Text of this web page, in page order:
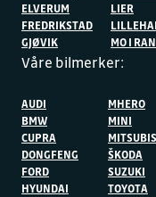
ELVERUM
FREDRIKSTAD
GJØVIK
LIER
MO I
Våre bilmerker:
AUDI
BMW
CUPRA
DONGFENG
FORD
HYUNDAI
MHERO
MINI
ŠKODA
SUZUKI
TOYOTA